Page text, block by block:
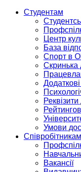
Студентам
Центр
База
Спорт в
Скринька
Умови
Співробітникам
Вакансії